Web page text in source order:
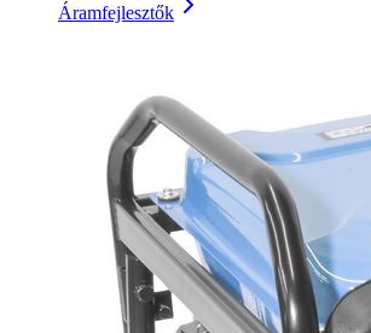
Áramfejlesztők